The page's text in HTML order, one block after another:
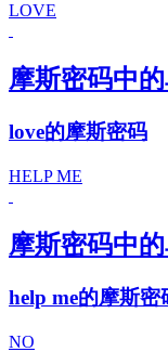
LOVE
摩斯密码中
love的摩斯密码
HELP ME
摩斯密码中
help me的摩斯密
NO